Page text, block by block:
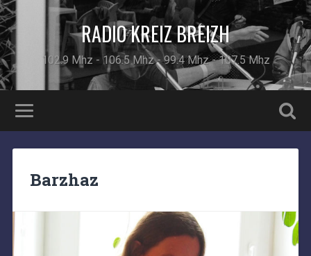
RADIO KREIZ BREIZH
102.9 Mhz - 106.5 Mhz - 99.4 Mhz - 107.5 Mhz
Barzhaz